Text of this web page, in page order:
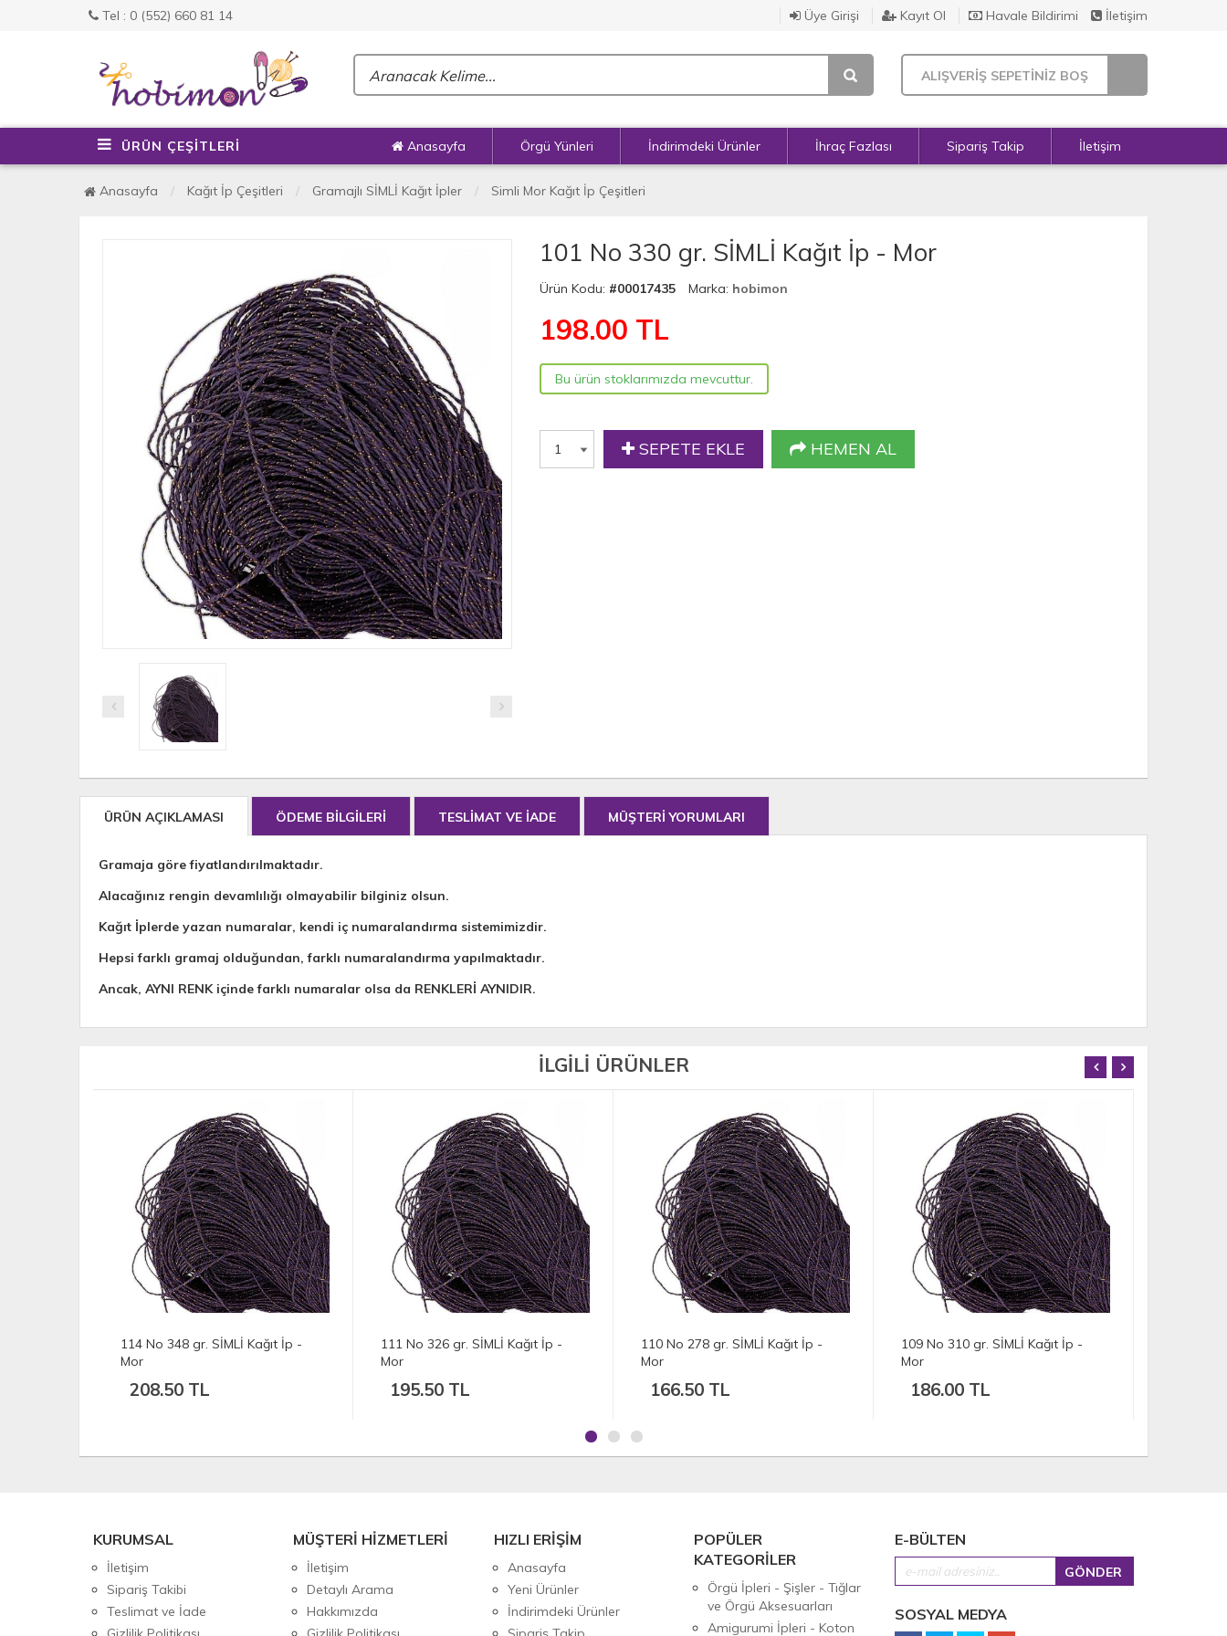
Tel : 0 (552) 660 81 14 Üye Girişi Kayıt Ol Havale Bildirimi İletişim
ALIŞVERİŞ SEPETİNİZ BOŞ
ÜRÜN ÇEŞİTLERİ Anasayfa Örgü Yünleri İndirimdeki Ürünler İhraç Fazlası Sipariş Takip İletişim
Anasayfa Kağıt İp Çeşitleri Gramajlı SİMLİ Kağıt İpler Simli Mor Kağıt İp Çeşitleri
101 No 330 gr. SİMLİ Kağıt İp - Mor
Ürün Kodu: #00017435 Marka: hobimon
198.00 TL
Bu ürün stoklarımızda mevcuttur.
SEPETE EKLE HEMEN AL
ÜRÜN AÇIKLAMASI ÖDEME BİLGİLERİ TESLİMAT VE İADE MÜŞTERİ YORUMLARI
Gramaja göre fiyatlandırılmaktadır.
Alacağınız rengin devamlılığı olmayabilir bilginiz olsun.
Kağıt İplerde yazan numaralar, kendi iç numaralandırma sistemimizdir.
Hepsi farklı gramaj olduğundan, farklı numaralandırma yapılmaktadır.
Ancak, AYNI RENK içinde farklı numaralar olsa da RENKLERİ AYNIDIR.
İLGİLİ ÜRÜNLER
111 No 326 gr. SİMLİ Kağıt İp -
Mor
195.50 TL
110 No 278 gr. SİMLİ Kağıt İp -
Mor
166.50 TL
109 No 310 gr. SİMLİ Kağıt İp -
Mor
186.00 TL
106 No 308 gr. SİMLİ Kağıt İp -
Mor
184.50 TL
KURUMSAL
İletişim
Sipariş Takibi
Teslimat ve İade
MÜŞTERİ HİZMETLERİ
İletişim
Detaylı Arama
Hakkımızda
HIZLI ERİŞİM
Anasayfa
Yeni Ürünler
İndirimdeki Ürünler
POPÜLER
KATEGORİLER
Örgü İpleri - Şişler - Tığlar
ve Örgü Aksesuarları
Amigurumi İpleri - Koton
E-BÜLTEN
SOSYAL MEDYA